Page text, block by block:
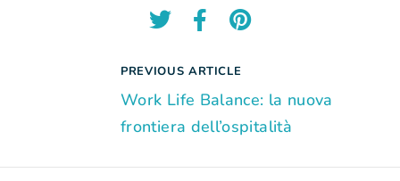
PREVIOUS ARTICLE
Work Life Balance: la nuova
frontiera dell’ospitalità